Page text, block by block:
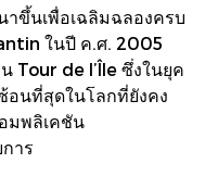
ขึ้นเพื่อเฉลิมฉลองครบ
ในปี ค.ศ. 2005
Tour de l’Île ซึ่งในยุค
นที่สุดในโลกที่ยังคง
มพลิเคชัน
าร